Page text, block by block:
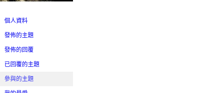
個人資料
發佈的主題
發佈的回覆
已回覆的主題
參與的主題